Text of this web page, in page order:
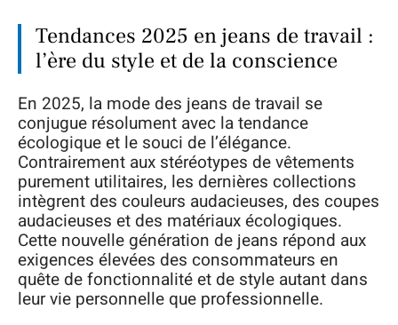
Tendances 2025 en jeans de travail :
l’ère du style et de la conscience
En 2025, la mode des jeans de travail se
conjugue résolument avec la tendance
écologique et le souci de l’élégance.
Contrairement aux stéréotypes de vêtements
purement utilitaires, les dernières collections
intègrent des couleurs audacieuses, des coupes
audacieuses et des matériaux écologiques.
Cette nouvelle génération de jeans répond aux
exigences élevées des consommateurs en
quête de fonctionnalité et de style autant dans
leur vie personnelle que professionnelle.